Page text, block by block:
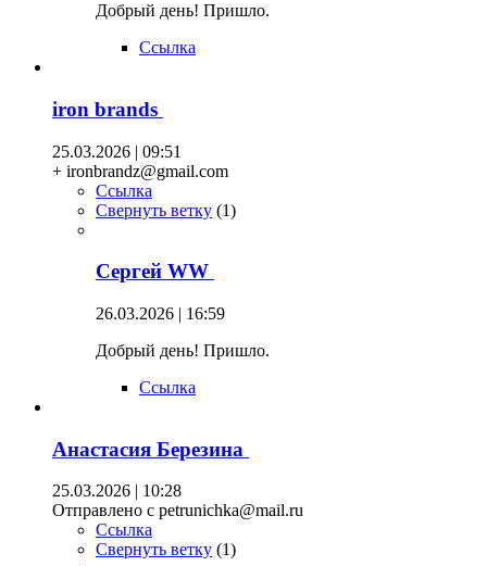
Добрый день! Пришло.
Ссылка
iron brands
25.03.2026 | 09:51
+ ironbrandz@gmail.com
Ссылка
Свернуть ветку (1)
Сергей WW
26.03.2026 | 16:59
Добрый день! Пришло.
Ссылка
Анастасия Березина
25.03.2026 | 10:28
Отправлено с petrunichka@mail.ru
Ссылка
Свернуть ветку (1)